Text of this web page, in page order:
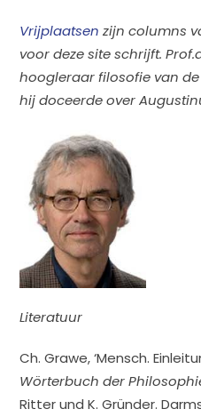
Vrijplaatsen zijn columns
voor deze site schrijft.
hoogleraar filosofie van
hij doceerde over
Literatuur
Ch. Grawe, ‘Mensch.
Wörterbuch der
Ritter und K. Gründer.